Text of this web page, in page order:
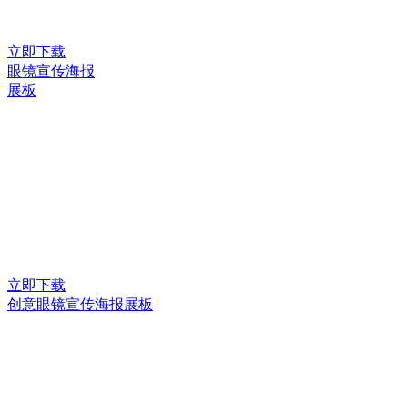
立即下载
眼镜宣传海报
展板
立即下载
创意眼镜宣传海报展板